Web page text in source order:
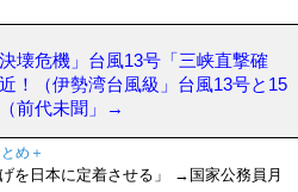
壊危機」台風13号「三峡直撃確
！（伊勢湾台風級」台風13号と15
前代未聞」→
め＋
を日本に定着させる」 →国家公務員月